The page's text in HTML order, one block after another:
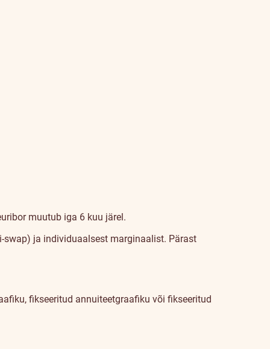
muutub iga 6 kuu järel.
swap) ja individuaalsest marginaalist. Pärast
fikseeritud annuiteetgraafiku või fikseeritud